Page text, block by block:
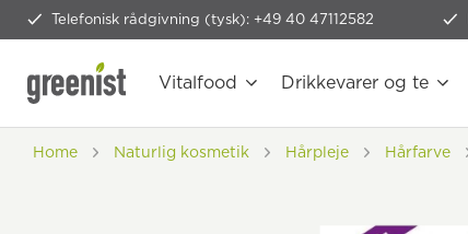
Telefonisk rådgivning (tysk): +49 40 47112582
Vitalfood Drikkevarer og te
Home Naturlig kosmetik Hårpleje Hårfarve